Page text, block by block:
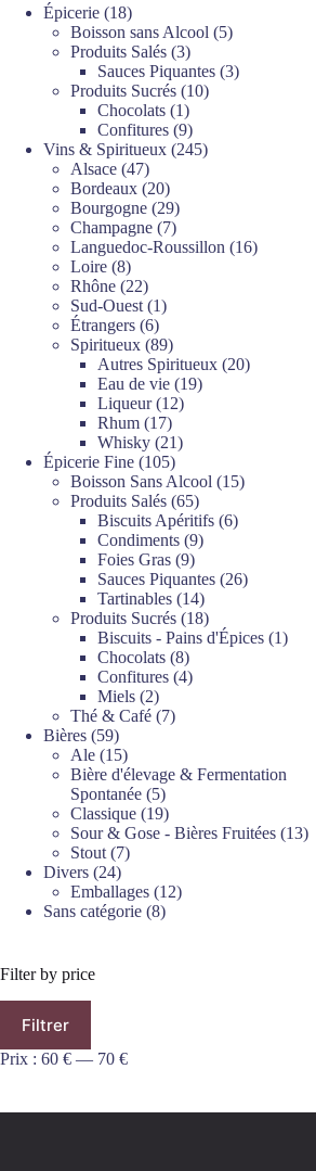
Épicerie 1818
produits
Boisson sans Alcool 55
Produits Salés 33
produits
Sauces Piquantes 33
Produits Sucrés 1010
Chocolats 11
produit
Confitures 99
produits
Vins & Spiritueux 245245
Alsace 4747
produits
Bordeaux 2020
produits
Bourgogne 2929
produits
Champagne 77
produits
Languedoc-Roussillon 1616
Loire 88
produits
Rhône 2222
produits
Sud-Ouest 11
Étrangers 66
produits
Spiritueux 8989
produits
Autres Spiritueux 2020
Eau de vie 1919
Liqueur 1212
Rhum 1717
produits
Whisky 2121
Épicerie Fine 105105
produits
Boisson Sans Alcool 1515
Produits Salés 6565
produits
Biscuits Apéritifs 66
Condiments 99
Foies Gras 99
produits
Sauces Piquantes 2626
Tartinables 1414
produits
Produits Sucrés 1818
produits
Biscuits - Pains d'Épices 11
Chocolats 88
produits
Confitures 44
Miels 22
produits
Thé & Café 77
Bières 5959
produits
Ale 1515
produits
Bière d'élevage & Fermentation
Spontanée 55
produits
Classique 1919
produits
Sour & Gose - Bières Fruitées 1313
Stout 77
Divers 2424
produits
Emballages 1212
Sans catégorie 88
Filter by price
min
maxFiltrer
Prix : 60 € — 70 €